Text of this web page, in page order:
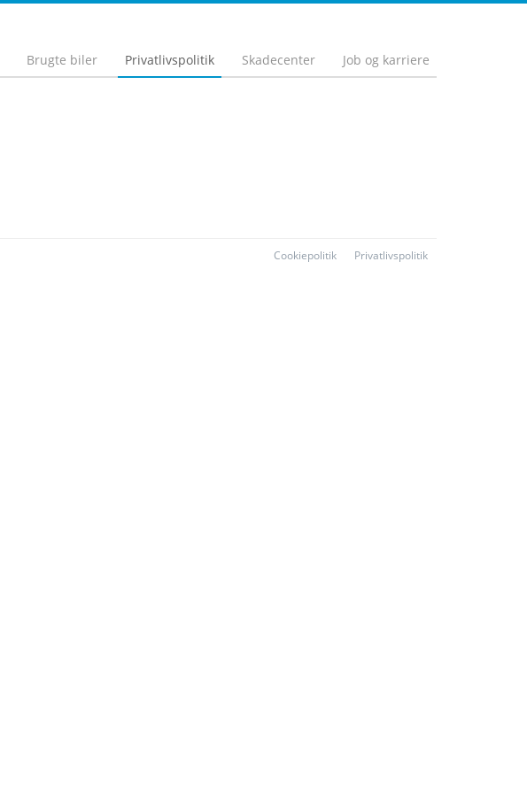
Brugte biler Privatlivspolitik Skadecenter Job og karriere
Cookiepolitik Privatlivspolitik